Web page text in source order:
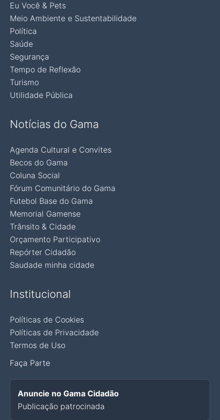
Eu Você & Pets
Meio Ambiente e Sustentabilidade
Política
Saúde
Segurança
Tempo de Reflexão
Turismo
Utilidade Pública
Notícias do Gama
Agenda Cultural e Convites
Becos do Gama
Coluna Social
Fórum Comunitário do Gama
Futebol Base do Gama
Memorial Gamense
Trânsito & Cidade
Orçamento Participativo
Repórter Cidadão
Saudade minha cidade
Institucional
Políticas de Cookies
Políticas de Privacidade
Termos de Uso
Faça Parte
Anuncie no Gama Cidadão
Publicação patrocinada